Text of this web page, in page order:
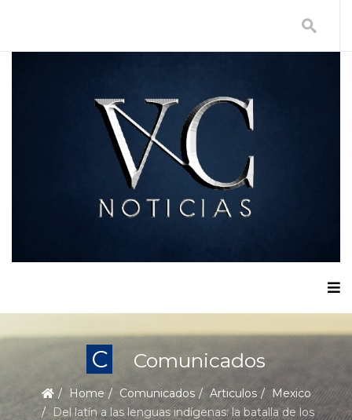
C Comunicados
Home Comunicados Articulos
Mexico
Del latín a las lenguas indígenas: la batalla de los